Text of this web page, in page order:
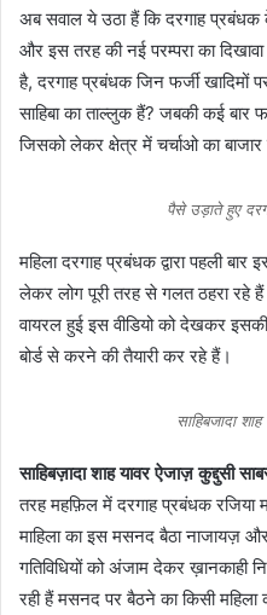
अब सवाल ये उठा हैं कि दरगाह
और इस तरह की नई परम्परा का
है, दरगाह प्रबंधक जिन फर्जी खादिमों
साहिबा का ताल्लुक हैं? जबकी कई बार
जिसको लेकर क्षेत्र में चर्चाओ का बाजार
पैसे उड़ाते हुए
महिला दरगाह प्रबंधक द्वारा पहली
लेकर लोग पूरी तरह से गलत ठहरा रहे
वायरल हुई इस वीडियो को देखकर
बोर्ड से करने की तैयारी कर रहे हैं।
साहिबजादा
साहिबज़ादा शाह यावर ऐजाज़ कुद्दुसी
तरह महफ़िल में दरगाह प्रबंधक
माहिला का इस मसनद बैठा नाजायज़
गतिविधियों को अंजाम देकर ख़ानकाही
रही हैं मसनद पर बैठने का किसी महिला